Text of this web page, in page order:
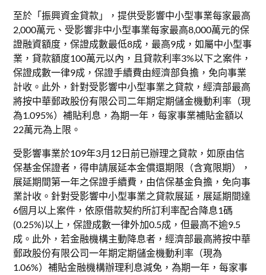
至於「振興資金貸款」，提供受影響中小型事業每家最高
2,000萬元、受影響非中小型事業每家最高8,000萬元的保
證融資額度，保證成數最低8成，最高9成，如屬中小型事
業，貸款額度100萬元以內，且貸款利率3%以下之案件，
保證成數一律9成，保證手續費由經濟部負擔，免向事業
計收。此外，針對受影響中小型事業之貸款，經濟部最高
將按中華郵政股份有限公司二年期定期儲金機動利率（現
為1.095%）補貼利息，為期一年，每家事業補貼金額以
22萬元為上限。
受影響事業於109年3月12日前已辦理之貸款，如原由信
保基金保證者，得申請展延本金償還期限（含寬限期），
展延期間第一年之保證手續費，由信保基金負擔，免向事
業計收。針對受影響中小型事業之貸款展延，展延期間達
6個月以上案件，依原借款契約所訂利率配合降息1碼
(0.25%)以上，保證成數一律外加0.5成，但最高不逾9.5
成。此外，若金融機構主動降息者，經濟部最高將按中華
郵政股份有限公司一年期定期儲金機動利率（現為
1.06%）補貼金融機構辦理利息減免，為期一年，每家事